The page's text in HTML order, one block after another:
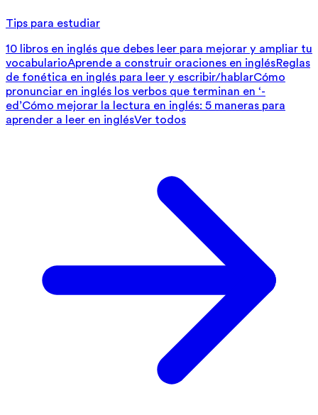
Tips para estudiar
10 libros en inglés que debes leer para mejorar y ampliar tu
vocabularioAprende a construir oraciones en inglésReglas
de fonética en inglés para leer y escribir/hablarCómo
pronunciar en inglés los verbos que terminan en ‘-
ed’Cómo mejorar la lectura en inglés: 5 maneras para
aprender a leer en inglésVer todos